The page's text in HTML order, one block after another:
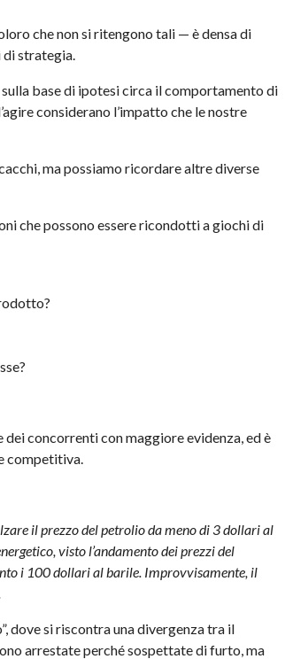
che non si ritengono tali — è densa di
di strategia.
base di ipotesi circa il comportamento di
considerano l’impatto che le nostre
ma possiamo ricordare altre diverse
che possono essere ricondotti a giochi di
concorrenti con maggiore evidenza, ed è
competitiva.
il prezzo del petrolio da meno di 3 dollari al
visto l’andamento dei prezzi del
i 100 dollari al barile. Improvvisamente, il
dove si riscontra una divergenza tra il
arrestate perché sospettate di furto, ma